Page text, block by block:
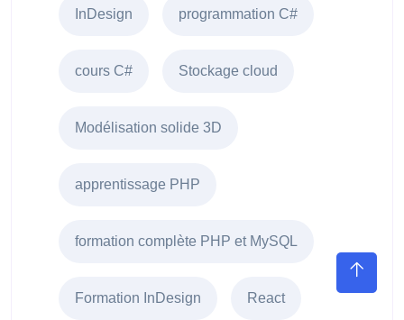
InDesign programmation C#
cours C# Stockage cloud
Modélisation solide 3D
apprentissage PHP
formation complète PHP et MySQL
Formation InDesign React